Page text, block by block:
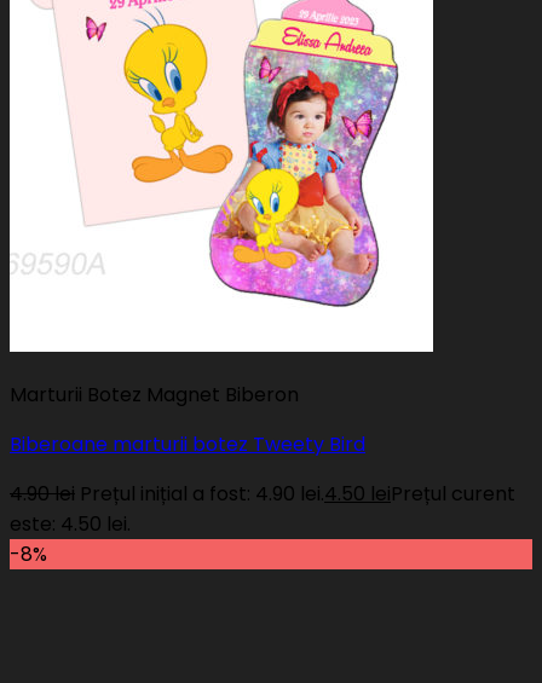
Marturii Botez Magnet Biberon
Biberoane marturii botez Tweety Bird
4.90lei Prețul inițial a fost: 4.90 lei.4.50 leiPrețul curent
este: 4.50 lei.
-8%